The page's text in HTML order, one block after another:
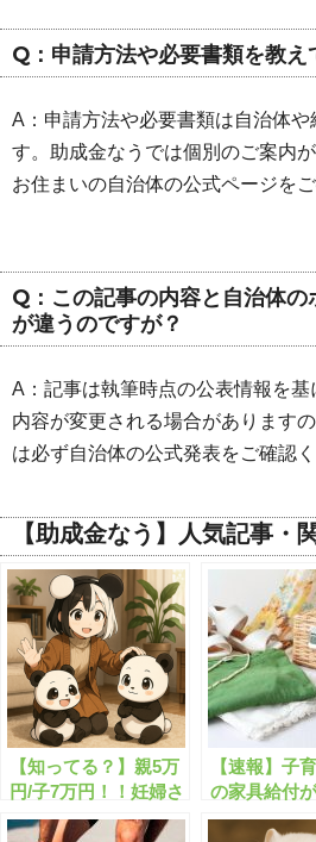
Q：申請方法や必要書類を教え
A：申請方法や必要書類は自治体や
す。助成金なうでは個別のご案内
お住まいの自治体の公式ページをご
Q：この記事の内容と自治体
が違うのですが？
A：記事は執筆時点の公表情報を
内容が変更される場合があります
は必ず自治体の公式発表をご確認く
【助成金なう】人気記事・
【知ってる？】親5万
円/子7万円！！妊婦さ
ん必見です！
【速報】子
の家具給付
す！